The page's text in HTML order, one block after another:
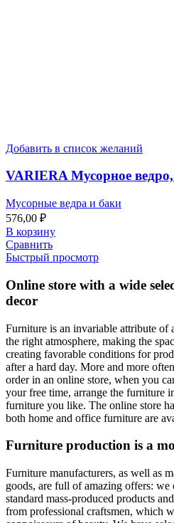
Добавить в список желаний
VARIERA Мусорное
Мусорные ведра и баки
576,00 ₽
В корзину
Сравнить
Быстрый просмотр
Online store with a wide
decor
Furniture is an invariable attribute
the right atmosphere, making the
creating favorable conditions for
after a hard day. More and more
order in an online store, when you
your free time, arrange the furniture
furniture you like. The online store
both home and office furniture are
Furniture production is a
Furniture manufacturers, as well as
goods, are full of amazing offers: we
standard mass-produced products
from professional craftsmen, which